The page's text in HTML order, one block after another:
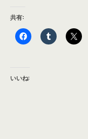
共有:
いいね: